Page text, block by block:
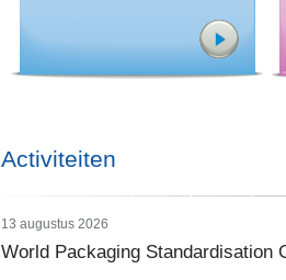
Activiteiten
13 augustus 2026
World Packaging Standardisation